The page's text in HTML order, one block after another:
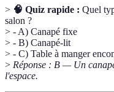
> 🧠 Quiz rapide : Quel
salon ?
> - A) Canapé fixe
> - B) Canapé-lit
> - C) Table à manger
> Réponse : B — Un
l'espace.